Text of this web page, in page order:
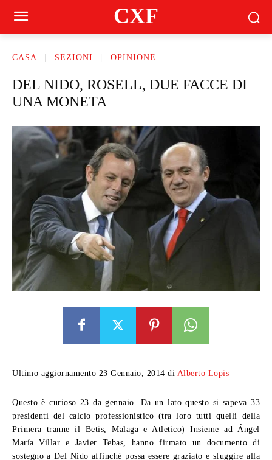
CXF
CASA SEZIONI OPINIONE
DEL NIDO, ROSELL, DUE FACCE DI
UNA MONETA
Ultimo aggiornamento 23 Gennaio, 2014 di Alberto Lopis
Questo è curioso 23 da gennaio. Da un lato questo si sapeva 33
presidenti del calcio professionistico (tra loro tutti quelli della
Primera tranne il Betis, Malaga e Atletico) Insieme ad Ángel
María Villar e Javier Tebas, hanno firmato un documento di
sostegno a Del Nido affinché possa essere graziato e sfuggire alla